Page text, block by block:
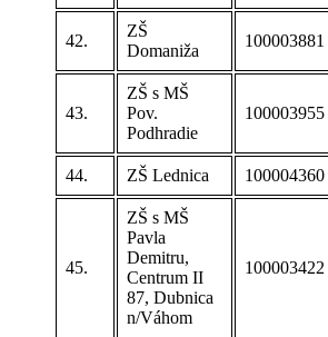
42.
ZŠ
Domaniža
100003881
43.
ZŠ s MŠ
Pov.
Podhradie
100003955
44. ZŠ Lednica 100004360
45.
ZŠ s MŠ
Pavla
Demitru,
Centrum II
87, Dubnica
n/Váhom
100003422